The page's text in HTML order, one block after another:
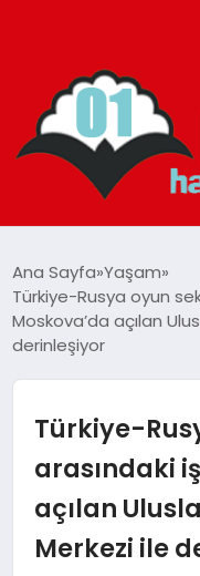
ADANA
GÜNDEM
MAGAZIN
EĞITIM
Ana Sayfa Yaşam
Türkiye-Rusya oyun
Moskova’da açılan
derinleşiyor
Türkiye-
arasındaki
açılan
Merkezi ile